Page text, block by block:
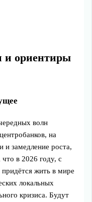
и ориентиры
волн
на
и замедление роста,
что в 2026 году, с
жить в мире
локальных
кризиса. Будут